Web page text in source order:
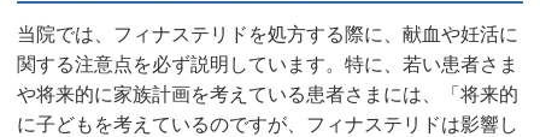
当院では、フィナステリドを処方する際に、献血や妊活に
関する注意点を必ず説明しています。特に、若い患者さま
や将来的に家族計画を考えている患者さまには、「将来的
に子どもを考えているのですが、フィナステリドは影響し